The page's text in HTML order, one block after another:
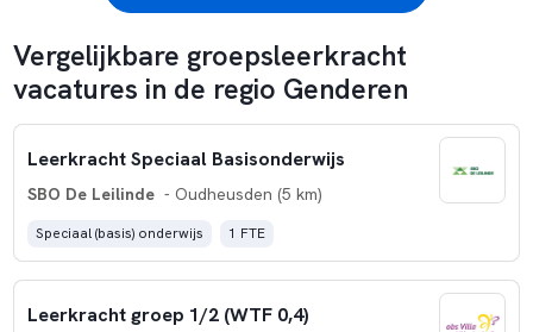
Vergelijkbare groepsleerkracht
vacatures in de regio Genderen
Leerkracht Speciaal Basisonderwijs
SBO De Leilinde - Oudheusden (5 km)
Speciaal (basis) onderwijs 1 FTE
Leerkracht groep 1/2 (WTF 0,4)